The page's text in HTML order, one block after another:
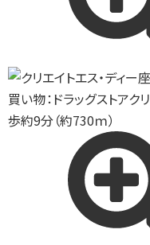
買い物：ドラッグストアク
歩約9分（約730ｍ）